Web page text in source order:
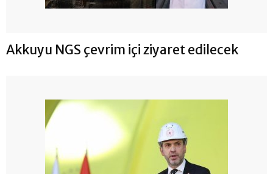
Akkuyu NGS çevrim içi ziyaret edilecek